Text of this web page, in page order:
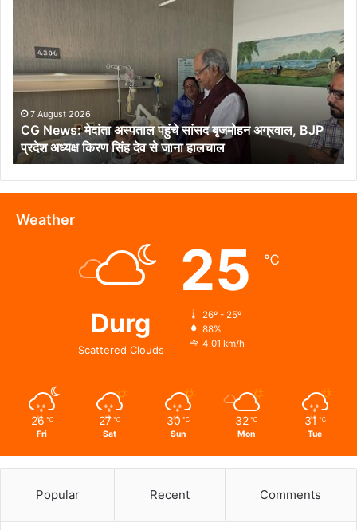
अस्पताल
पहुंचे
सांसद
बृजमोहन
अग्रवाल,
BJP
प्रदेश
अध्यक्ष
किरण
सिंह
देव
7 August 2026
CG News: मेदांता अस्पताल पहुंचे सांसद बृजमोहन अग्रवाल, BJP
प्रदेश अध्यक्ष किरण सिंह देव से जाना हालचाल
Weather
Durg
Scattered Clouds
25 ℃
26º - 25º
88%
4.01 km/h
26 ℃
Fri
27 ℃
Sat
30 ℃
Sun
32 ℃
Mon
31 ℃
Tue
Popular Recent Comments